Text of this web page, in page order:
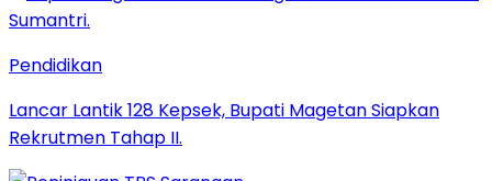
Pendidikan
Lancar Lantik 128 Kepsek, Bupati Magetan Siapkan
Rekrutmen Tahap II.